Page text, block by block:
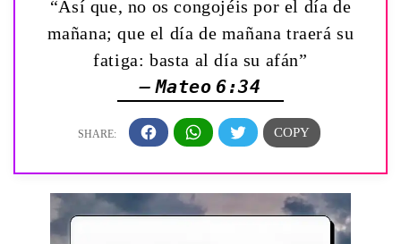
“Así que, no os congojéis por el día de
mañana; que el día de mañana traerá su
fatiga: basta al día su afán”
— Mateo 6:34